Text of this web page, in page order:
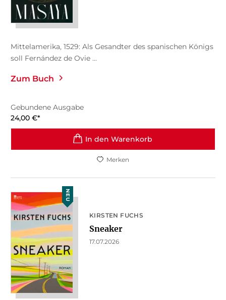
Mittelamerika, 1529: Als Gesandter des spanischen Königs
soll Fernández de Ovie ...
Zum Buch
Gebundene Ausgabe
24,00 €*
In den Warenkorb
Merken
NEU
KIRSTEN FUCHS
Sneaker
17.07.2026